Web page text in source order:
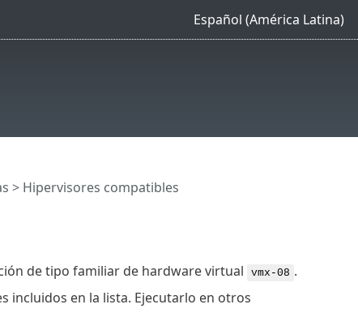
Español (América Latina)
> Hipervisores compatibles
de tipo familiar de hardware virtual vmx-08 .
incluidos en la lista. Ejecutarlo en otros